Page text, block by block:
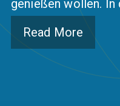
genießen wollen. In
Read More